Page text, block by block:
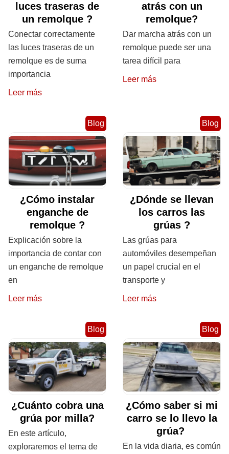
luces traseras de
un remolque ?
Conectar correctamente
las luces traseras de un
remolque es de suma
importancia
Leer más
atrás con un
remolque?
Dar marcha atrás con un
remolque puede ser una
tarea difícil para
Leer más
Blog
¿Cómo instalar
enganche de
remolque ?
Explicación sobre la
importancia de contar con
un enganche de remolque
en
Leer más
Blog
¿Dónde se llevan
los carros las
grúas ?
Las grúas para
automóviles desempeñan
un papel crucial en el
transporte y
Leer más
Blog
¿Cuánto cobra una
grúa por milla?
En este artículo,
exploraremos el tema de
Blog
¿Cómo saber si mi
carro se lo llevo la
grúa?
En la vida diaria, es común